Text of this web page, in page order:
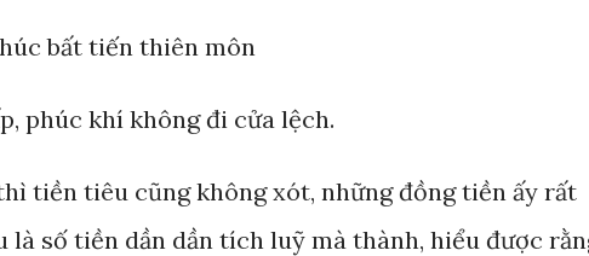
bất tiến thiên môn
phúc khí không đi cửa lệch.
tiền tiêu cũng không xót, những đồng tiền ấy rất
là số tiền dần dần tích luỹ mà thành, hiểu được